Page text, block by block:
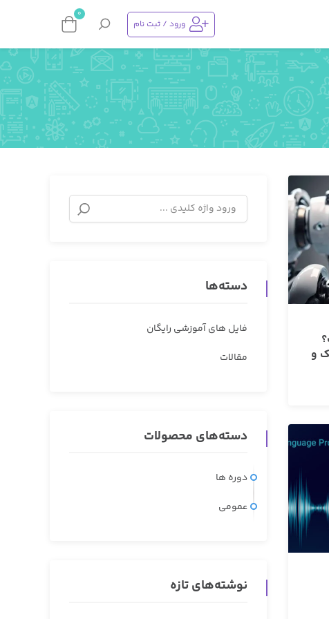
ورود / ثبت نام
0
و
دسته‌ها
فایل های آموزشی رایگان
مقالات
دسته‌های محصولات
دوره ها
عمومی
نوشته‌های تازه